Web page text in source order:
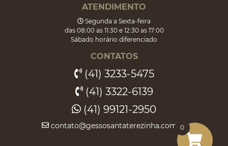
ATENDIMENTO
Segunda a Sexta-feira
das 08:00 as 11:30 e 12:30 as 17:00
Sábado horário diferenciado
CONTATOS
(41) 3233-5475
(41) 3322-6139
(41) 99121-2950
contato@gessosantaterezinha.com.br
0